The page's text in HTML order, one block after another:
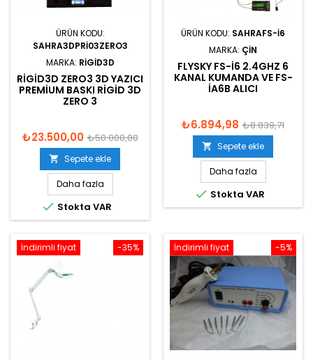
ÜRÜN KODU:
SAHRA3DPRI03ZERO3
MARKA: RIGID3D
RIGID3D ZERO3 3D YAZICI
PREMIUM BASKI RIGID 3D
ZERO 3
₺23.500,00 ₺50.000,00
 Sepete ekle
Daha fazla
 Stokta VAR
ÜRÜN KODU: SAHRAFS-I6
MARKA: ÇIN
FLYSKY FS-I6 2.4GHZ 6
KANAL KUMANDA VE FS-
IA6B ALICI
₺6.894,98 ₺8.839,71
 Sepete ekle
Daha fazla
 Stokta VAR
-35%
İndirimli fiyat -5%
İndirimli fiyat